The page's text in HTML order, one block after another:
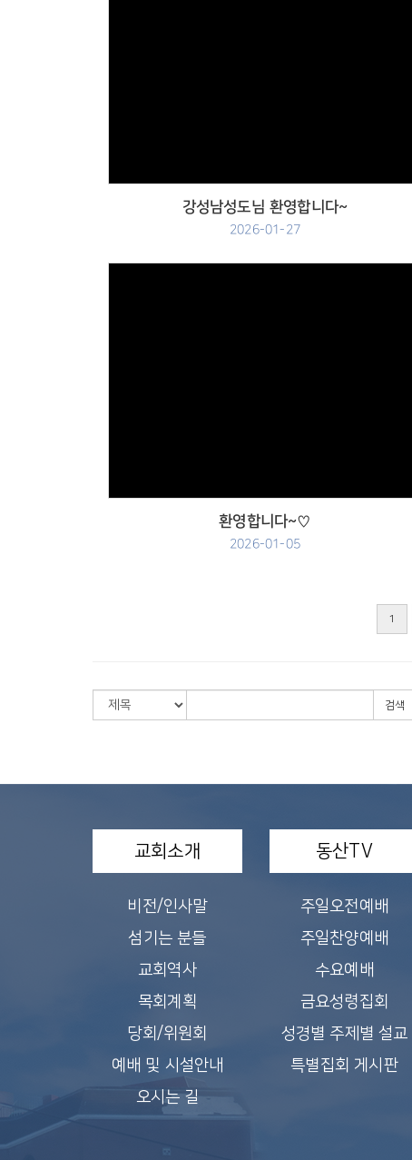
강성남성도님 환영합니다~
2026-01-27
환영합니다~♡
2026-01-05
1
검색
교회소개
비전/인사말
섬기는 분들
교회역사
목회계획
당회/위원회
예배 및 시설안내
오시는 길
동산TV
주일오전예배
주일찬양예배
수요예배
금요성령집회
성경별 주제별 설교
특별집회 게시판